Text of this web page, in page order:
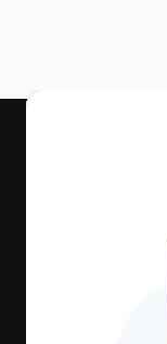
Видео
ваших